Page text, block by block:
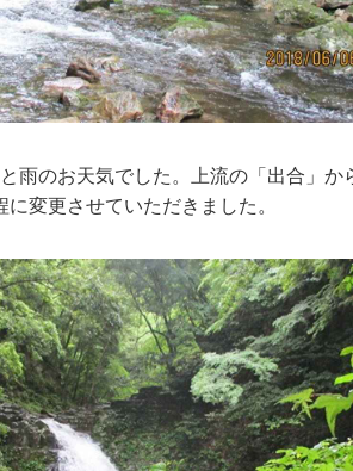
雨のお天気でした。上流の「出合」
変更させていただきました。